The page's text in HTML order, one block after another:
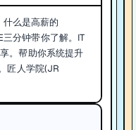
什么是高薪的
分钟带你了解。IT
。帮助你系统提升
匠人学院(JR